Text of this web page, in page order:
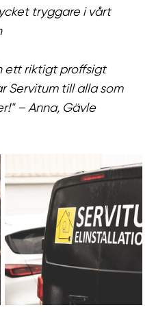
tryggare i vårt
ett riktigt proffsigt
Servitum till alla som
– Anna, Gävle